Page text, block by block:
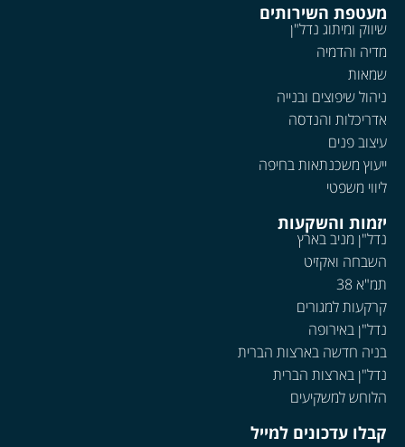
מעטפת השירותים
שיווק ומיתוג נדל"ן
מדיה והדמיה
שמאות
ניהול שיפוצים ובנייה
אדריכלות והנדסה
עיצוב פנים
ייעוץ משכנתאות בחיפה
ליווי משפטי
יזמות והשקעות
נדל"ן מניב בארץ
השבחה ואקזיט
תמ"א 38
קרקעות למגורים
נדל"ן באירופה
בניה חדשה בארצות הברית
נדל"ן בארצות הברית
הלוחש למשקיעים
קבלו עדכונים למייל